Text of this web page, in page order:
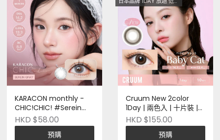
KARACON monthly -
CHIC!CHIC! #Serein
Gray暮雨灰 | 一片裝 | 台
灣品牌 | Pre-order
HKD $58.00
預購
Cruum New 2color
1Day | 兩色入 | 十片裝 |日
本品牌 | Pre-order
HKD $155.00
預購